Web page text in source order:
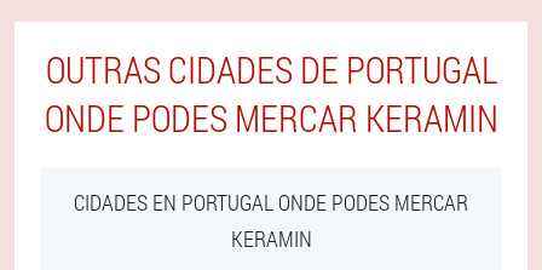
OUTRAS CIDADES DE PORTUGAL
ONDE PODES MERCAR KERAMIN
CIDADES EN PORTUGAL ONDE PODES MERCAR
KERAMIN